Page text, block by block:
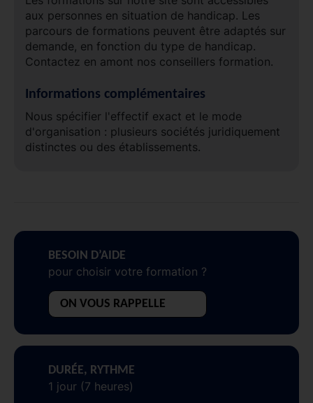
aux personnes en situation de handicap. Les
parcours de formations peuvent être adaptés sur
demande, en fonction du type de handicap.
Contactez en amont nos conseillers formation.
Informations complémentaires
Nous spécifier l'effectif exact et le mode
d'organisation : plusieurs sociétés juridiquement
distinctes ou des établissements.
BESOIN D’AIDE
pour choisir votre formation ?
ON VOUS RAPPELLE
DURÉE, RYTHME
1 jour (7 heures)